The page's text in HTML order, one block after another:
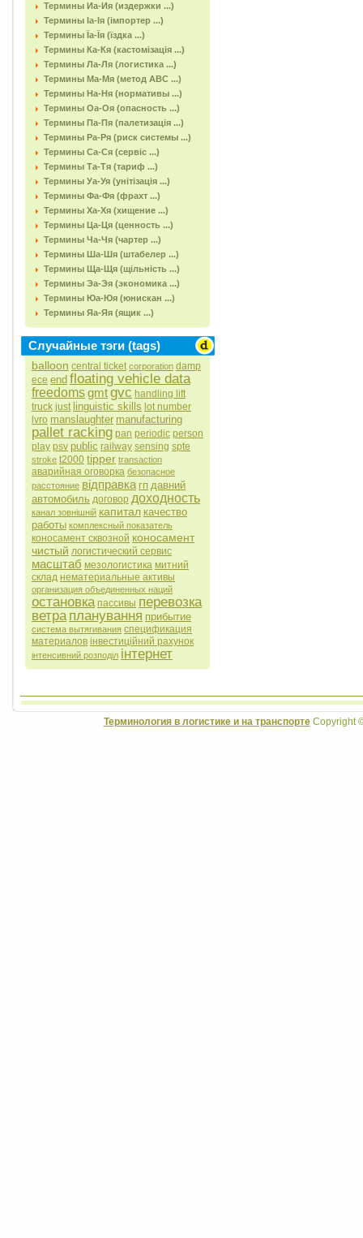
Термины Иа-Ия (издержки ...)
Термины Іа-Ія (імпортер ...)
Термины Їа-Їя (їздка ...)
Термины Ка-Кя (кастомізація ...)
Термины Ла-Ля (логистика ...)
Термины Ма-Мя (метод АВС ...)
Термины На-Ня (нормативы ...)
Термины Оа-Оя (опасность ...)
Термины Па-Пя (палетизація ...)
Термины Ра-Ря (риск системы ...)
Термины Са-Ся (сервіс ...)
Термины Та-Тя (тариф ...)
Термины Уа-Уя (унітізація ...)
Термины Фа-Фя (фрахт ...)
Термины Ха-Хя (хищение ...)
Термины Ца-Ця (ценность ...)
Термины Ча-Чя (чартер ...)
Термины Ша-Шя (штабелер ...)
Термины Ща-Щя (щільність ...)
Термины Эа-Эя (экономика ...)
Термины Юа-Юя (юнискан ...)
Термины Яа-Яя (ящик ...)
Случайные тэги (tags)
balloon central ticket corporation damp
ece end floating vehicle data
freedomsgmtgvc handling lift
truck just linguistic skills lot number
lvro manslaughter manufacturing
pallet racking pan periodic person
play psv public railway sensing spte
stroke t2000 tipper transaction
аварийная оговорка безопасное
расстояние відправка гп давний
автомобиль договор доходность
канал зовнішній капитал качество
работы комплексный показатель
коносамент сквозной коносамент
чистый логистический сервис
масштаб мезологистика митний
склад нематериальные активы
организация объединенных наций
остановка пассивы перевозка
ветра планування прибытие
система вытягивания спецификация
материалов інвестиційний рахунок
інтенсивний розподіл інтернет
Терминология в логистике и на транспортеCopyright